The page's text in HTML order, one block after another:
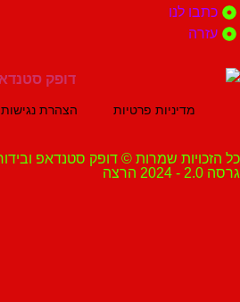
לנו
מדיניות פרטיות הצהרת נגישות
שמרות © דופק סטנדאפ ובידור 2014-2024.